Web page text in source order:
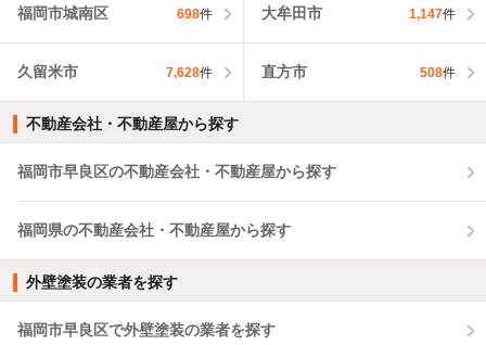
福岡市城南区 698件 大牟田市 1,147件
久留米市 7,628件 直方市 508件
不動産会社・不動産屋から探す
福岡市早良区の不動産会社・不動産屋から探す
福岡県の不動産会社・不動産屋から探す
外壁塗装の業者を探す
福岡市早良区で外壁塗装の業者を探す